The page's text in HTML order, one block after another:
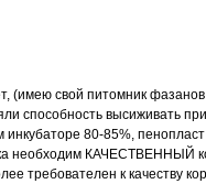
(имею свой питомник фазанов
способность высиживать
80-85%,
необходим КАЧЕСТВЕННЫЙ
требователен к качеству